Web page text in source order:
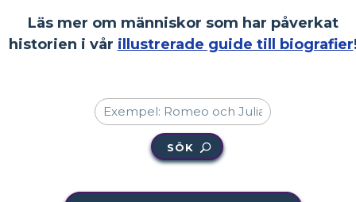
Läs mer om människor som har påverkat
historien i vår illustrerade guide till biografier
SÖK